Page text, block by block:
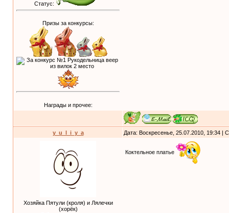
Статус:
Призы за конкурсы:
Награды и прочее:
y_u_l_i_y_a Дата: Воскресенье, 25.07.2010, 19:34 |
Хозяйка Пятули (кроля) и Лялечки
(хорёк)
Коктельное платье